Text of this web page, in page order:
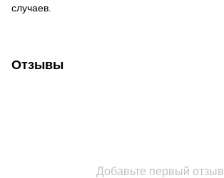
случаев.
Отзывы
Добавьте первый отзыв